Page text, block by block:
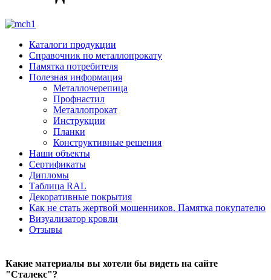
Каталоги продукции
Справочник по металлопрокату
Памятка потребителя
Полезная информация
Металлочерепица
Профнастил
Металлопрокат
Инструкции
Планки
Конструктивные решения
Наши объекты
Сертификаты
Дипломы
Таблица RAL
Декоративные покрытия
Как не стать жертвой мошенников. Памятка покупателю
Визуализатор кровли
Отзывы
Какие материалы вы хотели бы видеть на сайте
"Сталекс"?